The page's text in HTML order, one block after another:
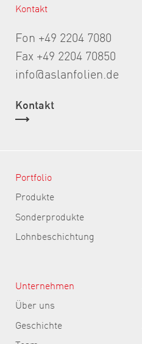
Kontakt
Fon +49 2204 7080
Fax +49 2204 70850
info@aslanfolien.de
Kontakt
Portfolio
Produkte
Sonderprodukte
Lohnbeschichtung
Unternehmen
Über uns
Geschichte